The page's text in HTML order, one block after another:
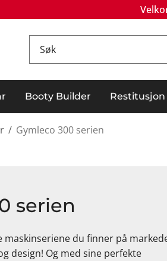
Booty Builder Restitusjon
/ Gymleco 300 serien
serien
maskinseriene du finner på
design! Og med sine perfekte